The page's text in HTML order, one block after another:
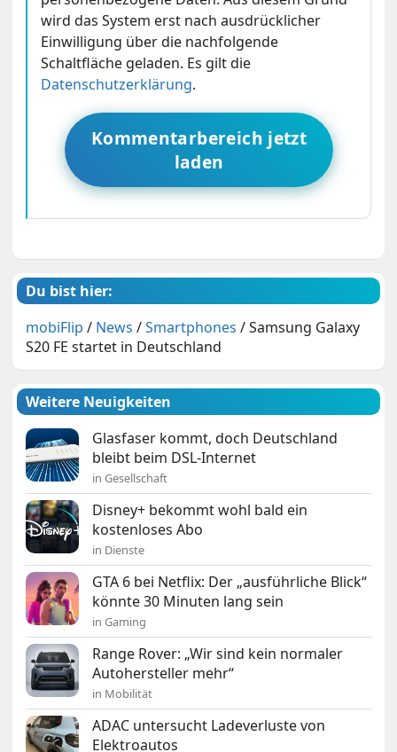
wird das System erst nach ausdrücklicher
Einwilligung über die nachfolgende
Schaltfläche geladen. Es gilt die
Datenschutzerklärung.
Kommentarbereich jetzt
laden
Du bist hier:
mobiFlip / News /Smartphones /Samsung Galaxy
S20 FE startet in Deutschland
Weitere Neuigkeiten
Glasfaser kommt, doch Deutschland
bleibt beim DSL-Internet
in Gesellschaft
Disney+ bekommt wohl bald ein
kostenloses Abo
in Dienste
GTA 6 bei Netflix: Der „ausführliche Blick“
könnte 30 Minuten lang sein
in Gaming
Range Rover: „Wir sind kein normaler
Autohersteller mehr“
in Mobilität
ADAC untersucht Ladeverluste von
Elektroautos